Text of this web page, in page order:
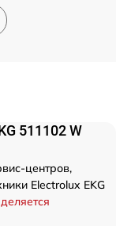
511102 W
центров,
Electrolux EKG